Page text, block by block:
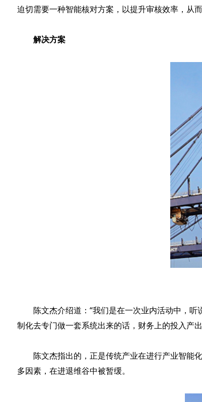
迫切需要一种智能核对方案，以提升审核效率，从
解决方案
陈文杰介绍道：“我们是在一次业内活动中，
制化去专门做一套系统出来的话，财务上的投入产
陈文杰指出的，正是传统产业在进行产业智能
多因素，在进退维谷中被暂缓。